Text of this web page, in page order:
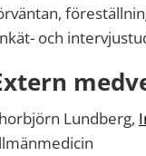
och
Lundberg,